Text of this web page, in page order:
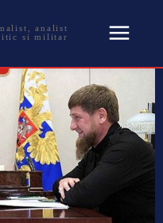
analist
si militar